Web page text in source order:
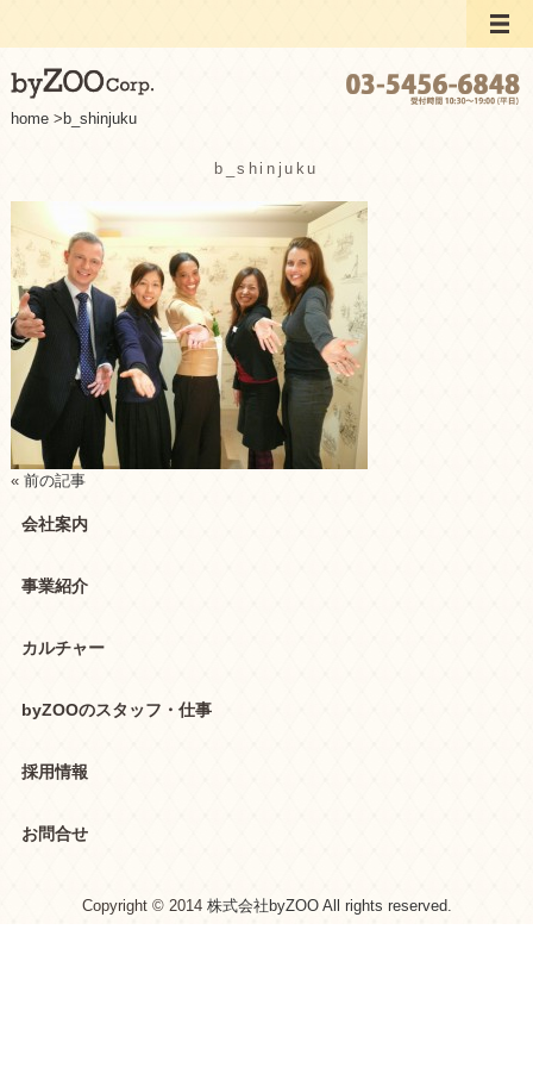
home> b_shinjuku
b_shinjuku
« 前の記事
会社案内
事業紹介
カルチャー
byZOOのスタッフ・仕事
採用情報
お問合せ
Copyright © 2014 株式会社byZOO All rights reserved.